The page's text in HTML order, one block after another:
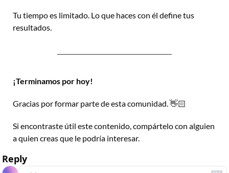
Tu tiempo es limitado. Lo que haces con él define tus
resultados.
¡Terminamos por hoy!
Gracias por formar parte de esta comunidad. 👋🏻
Si encontraste útil este contenido, compártelo con alguien
a quien creas que le podría interesar.
Reply